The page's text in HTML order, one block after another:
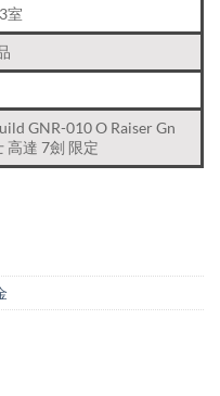
室
GNR-010 O Raiser Gn
高達 7劍 限定